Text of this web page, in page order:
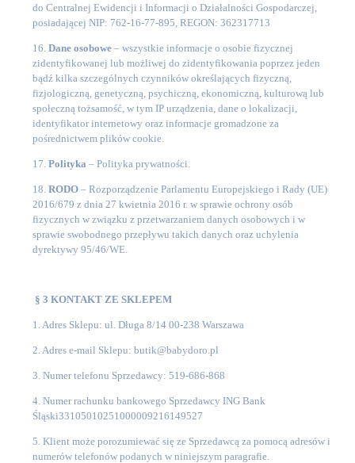
do Centralnej Ewidencji i Informacji o Działalności Gospodarczej,
posiadającej NIP: 762-16-77-895, REGON: 362317713
16. Dane osobowe – wszystkie informacje o osobie fizycznej
zidentyfikowanej lub możliwej do zidentyfikowania poprzez jeden
bądź kilka szczególnych czynników określających fizyczną,
fizjologiczną, genetyczną, psychiczną, ekonomiczną, kulturową lub
społeczną tożsamość, w tym IP urządzenia, dane o lokalizacji,
identyfikator internetowy oraz informacje gromadzone za
pośrednictwem plików cookie.
17. Polityka – Polityka prywatności.
18. RODO – Rozporządzenie Parlamentu Europejskiego i Rady (UE)
2016/679 z dnia 27 kwietnia 2016 r. w sprawie ochrony osób
fizycznych w związku z przetwarzaniem danych osobowych i w
sprawie swobodnego przepływu takich danych oraz uchylenia
dyrektywy 95/46/WE.
§ 3 KONTAKT ZE SKLEPEM
1. Adres Sklepu: ul. Długa 8/14 00-238 Warszawa
2. Adres e-mail Sklepu: butik@babydoro.pl
3. Numer telefonu Sprzedawcy: 519-686-868
4. Numer rachunku bankowego Sprzedawcy ING Bank
Śląski33105010251000009216149527
5. Klient może porozumiewać się ze Sprzedawcą za pomocą adresów i
numerów telefonów podanych w niniejszym paragrafie.